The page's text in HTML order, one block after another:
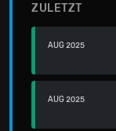
ZULETZT
AUG 2025
AUG 2025